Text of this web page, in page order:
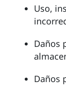
Uso,
Daños
Daños